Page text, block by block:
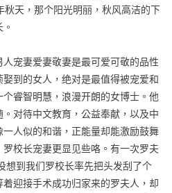
天，那个阳光明丽，秋风高洁的下
宠妻爱妻敬妻是最可爱可敬的品性
到的女人，绝对是最值得被宠爱和
睿智明慧，浪漫开朗的女博士。他
对待中文教育，公益奉献，以及中
人似的和谐，正能量却能激励鼓舞
校长宠妻更显见些咯。有一次罗夫
想到我们罗校长率先把头发刮了个
迎接手术成功归家来的罗夫人，却